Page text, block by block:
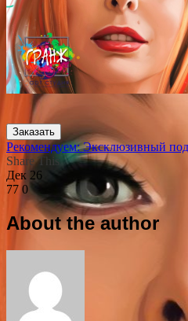
Заказать
Рекомендуем: Эксклюзивный
Share This
Дек 26
77 0
About the author